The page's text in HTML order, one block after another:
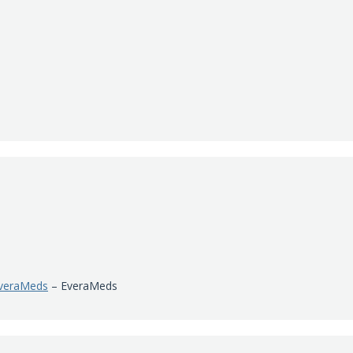
– EveraMeds